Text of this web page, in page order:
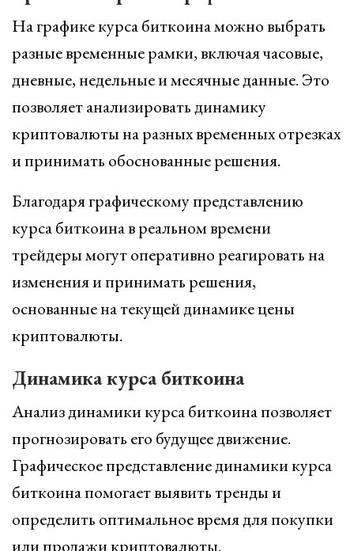
На графике курса биткоина можно выбрать
разные временные рамки, включая часовые,
дневные, недельные и месячные данные. Это
позволяет анализировать динамику
криптовалюты на разных временных отрезках
и принимать обоснованные решения.
Благодаря графическому представлению
курса биткоина в реальном времени
трейдеры могут оперативно реагировать на
изменения и принимать решения,
основанные на текущей динамике цены
криптовалюты.
Динамика курса биткоина
Анализ динамики курса биткоина позволяет
прогнозировать его будущее движение.
Графическое представление динамики курса
биткоина помогает выявить тренды и
определить оптимальное время для покупки
или продажи криптовалюты.